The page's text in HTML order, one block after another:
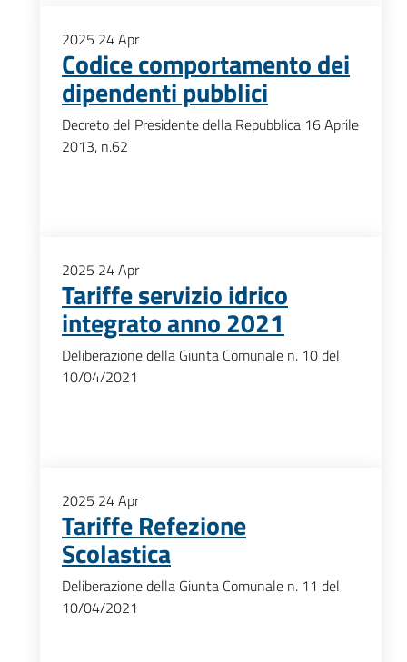
2025 24Apr
Codice comportamento dei
dipendenti pubblici
Decreto del Presidente della Repubblica 16 Aprile
2013, n.62
2025 24Apr
Tariffe servizio idrico
integrato anno 2021
Deliberazione della Giunta Comunale n. 10 del
10/04/2021
2025 24Apr
Tariffe Refezione
Scolastica
Deliberazione della Giunta Comunale n. 11 del
10/04/2021